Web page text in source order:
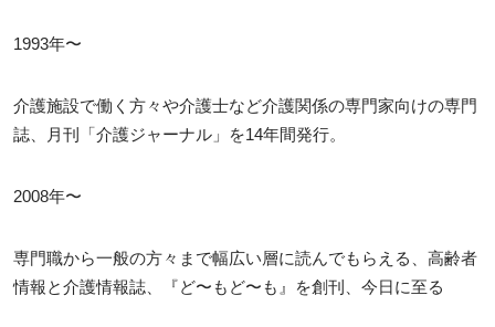
1993年〜
介護施設で働く方々や介護士など介護関係の専門家向けの専門
誌、月刊「介護ジャーナル」を14年間発行。
2008年〜
専門職から一般の方々まで幅広い層に読んでもらえる、高齢者
情報と介護情報誌、『ど〜もど〜も』を創刊、今日に至る